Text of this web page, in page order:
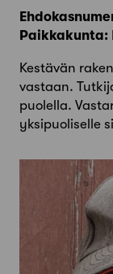
Paikkakunta:
Kestävän
vastaan.
puolella.
yksipuoliselle